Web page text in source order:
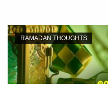
n
RAMADAN THOUGHTS